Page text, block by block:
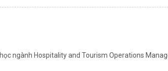
ngành Hospitality and Tourism Operations